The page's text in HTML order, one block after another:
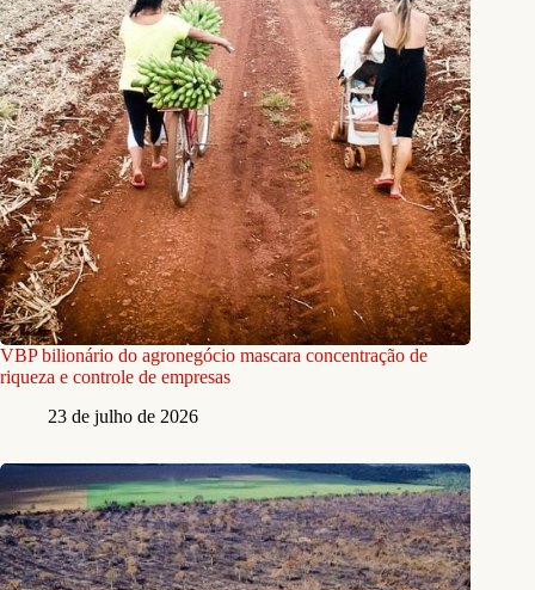
VBP bilionário do agronegócio mascara concentração de
riqueza e controle de empresas
23 de julho de 2026